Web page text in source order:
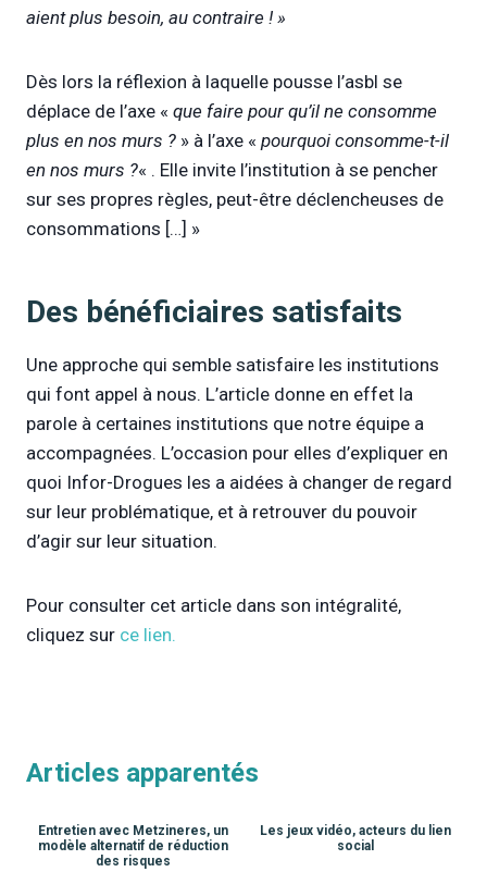
aient plus besoin, au contraire ! »
Dès lors la réflexion à laquelle pousse l’asbl se
déplace de l’axe « que faire pour qu’il ne consomme
plus en nos murs ? » à l’axe « pourquoi consomme-t-il
en nos murs ?« . Elle invite l’institution à se pencher
sur ses propres règles, peut-être déclencheuses de
consommations […] »
Des bénéficiaires satisfaits
Une approche qui semble satisfaire les institutions
qui font appel à nous. L’article donne en effet la
parole à certaines institutions que notre équipe a
accompagnées. L’occasion pour elles d’expliquer en
quoi Infor-Drogues les a aidées à changer de regard
sur leur problématique, et à retrouver du pouvoir
d’agir sur leur situation.
Pour consulter cet article dans son intégralité,
cliquez sur ce lien.
Articles apparentés
Entretien avec Metzineres, un
modèle alternatif de réduction
des risques
Les jeux vidéo, acteurs du lien
social